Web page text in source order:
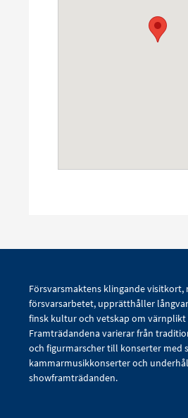
Försvarsmaktens klingande
försvarsarbetet, upprätthåller
finsk kultur och vetskap om
Framträdandena varierar från
och figurmarscher till konserter med
kammarmusikkonserter och
showframträdanden.